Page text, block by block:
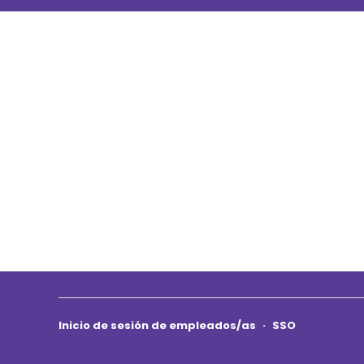
Inicio de sesión de empleados/as · SSO